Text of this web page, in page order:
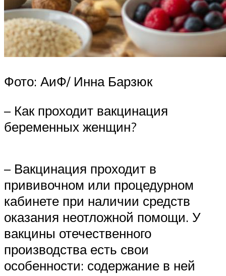
Фото: АиФ/ Инна Барзюк
– Как проходит вакцинация
беременных женщин?
– Вакцинация проходит в
прививочном или процедурном
кабинете при наличии средств
оказания неотложной помощи. У
вакцины отечественного
производства есть свои
особенности: содержание в ней